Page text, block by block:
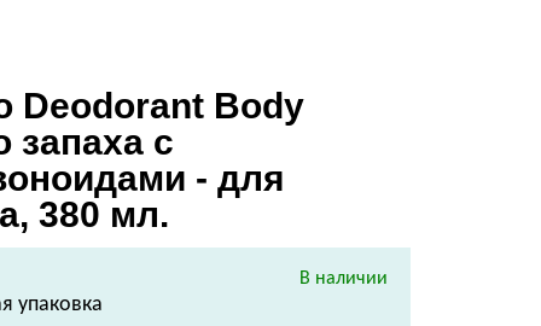
Deodorant Body
запаха с
- для
380 мл.
В наличии
упаковка